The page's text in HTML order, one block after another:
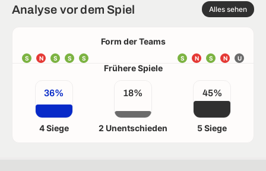
Analyse vor dem Spiel Alles sehen
Form der Teams
S N S S S U
N
S
N
S
Frühere Spiele
36%
4 Siege
18%
2 Unentschieden
45%
5 Siege